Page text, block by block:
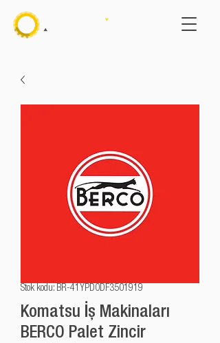
Stok kodu: BR-41YPD0DF3501919
Komatsu İş Makinaları
BERCO Palet Zincir